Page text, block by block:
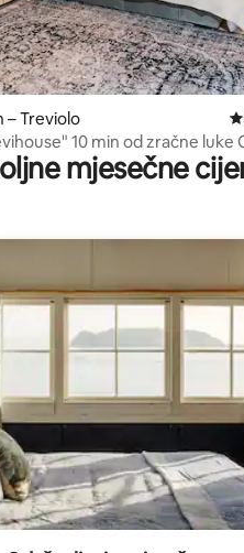
– Treviolo
10 min od zračne luke
BGY mjesečne